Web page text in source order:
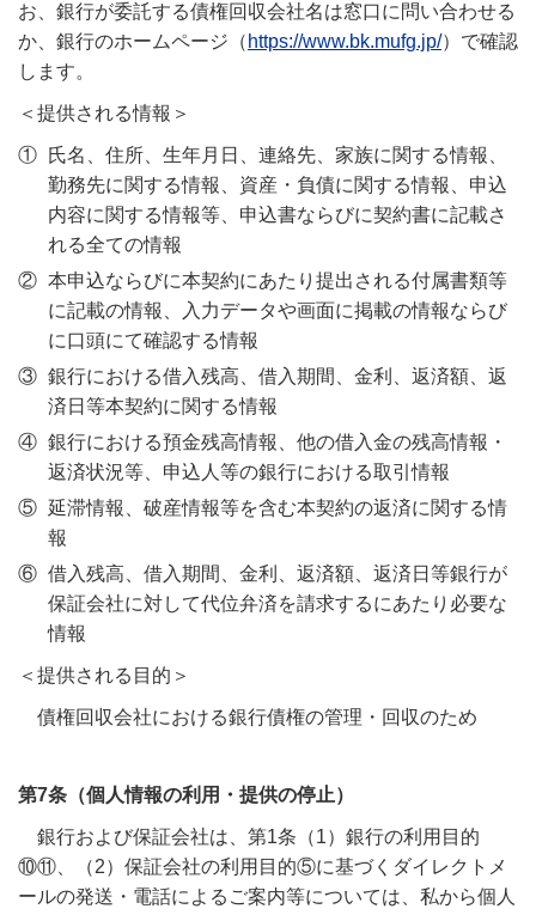
お、銀行が委託する債権回収会社名は窓口に問い合わせる
か、銀行のホームページ（ https://www.bk.mufg.jp/）で確認
します。
＜提供される情報＞
①
氏名、住所、生年月日、連絡先、家族に関する情報、
勤務先に関する情報、資産・負債に関する情報、申込
内容に関する情報等、申込書ならびに契約書に記載さ
れる全ての情報
② 本申込ならびに本契約にあたり提出される付属書類等
に記載の情報、入力データや画面に掲載の情報ならび
に口頭にて確認する情報
③ 銀行における借入残高、借入期間、金利、返済額、返
済日等本契約に関する情報
④ 銀行における預金残高情報、他の借入金の残高情報・
返済状況等、申込人等の銀行における取引情報
⑤ 延滞情報、破産情報等を含む本契約の返済に関する情
報
⑥ 借入残高、借入期間、金利、返済額、返済日等銀行が
保証会社に対して代位弁済を請求するにあたり必要な
情報
＜提供される目的＞
債権回収会社における銀行債権の管理・回収のため
第7条（個人情報の利用・提供の停止）
銀行および保証会社は、第1条（1）銀行の利用目的
⑩⑪、（2）保証会社の利用目的⑤に基づくダイレクトメ
ールの発送・電話によるご案内等については、私から個人